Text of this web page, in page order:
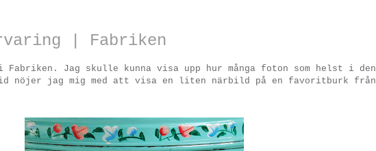
| Fabriken
Jag skulle kunna visa upp hur många foton som helst i den
nöjer jag mig med att visa en liten närbild på en favoritburk från